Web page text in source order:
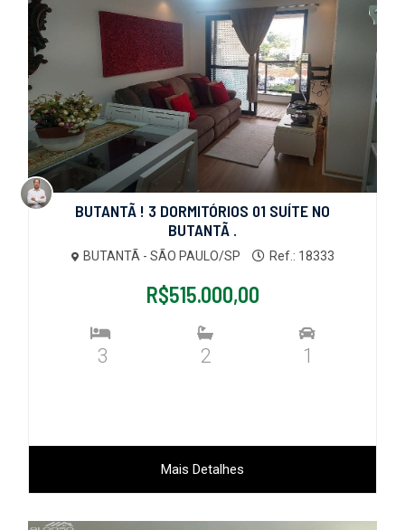
BUTANTÃ ! 3 DORMITÓRIOS 01 SUÍTE NO
BUTANTÃ .
BUTANTÃ - SÃO PAULO/SP Ref.: 18333
R$515.000,00
3 2 1
Mais Detalhes